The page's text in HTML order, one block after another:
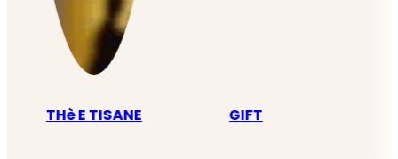
THè E TISANE GIFT